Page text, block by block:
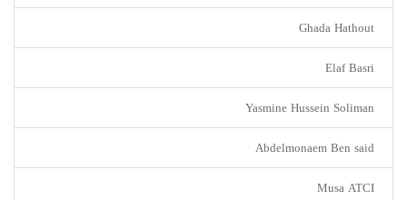
Ghada Hathout
Elaf Basri
Yasmine Hussein Soliman
Abdelmonaem Ben said
Musa ATCI